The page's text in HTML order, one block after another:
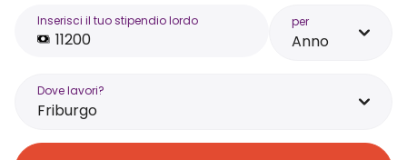
Inserisci il tuo stipendio lordo per
Anno
Dove lavori?
Friburgo